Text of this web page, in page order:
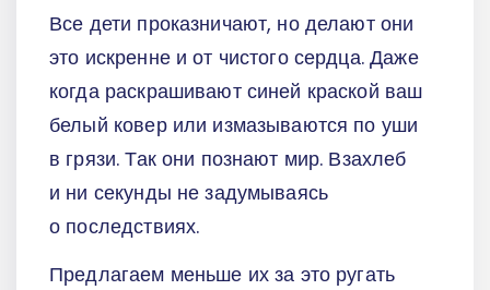
Все дети проказничают, но делают они
это искренне и от чистого сердца. Даже
когда раскрашивают синей краской ваш
белый ковер или измазываются по уши
в грязи. Так они познают мир. Взахлеб
и ни секунды не задумываясь
о последствиях.
Предлагаем меньше их за это ругать